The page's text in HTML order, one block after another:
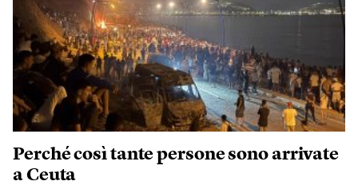
Perché così tante persone sono arrivate
a Ceuta